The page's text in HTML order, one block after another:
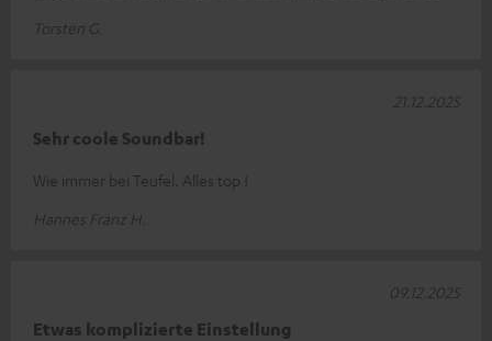
Torsten G.
Sehr coole Soundbar!
Wie immer bei Teufel. Alles top !
Hannes Franz H.
21.12.2025
Etwas komplizierte Einstellung
09.12.2025